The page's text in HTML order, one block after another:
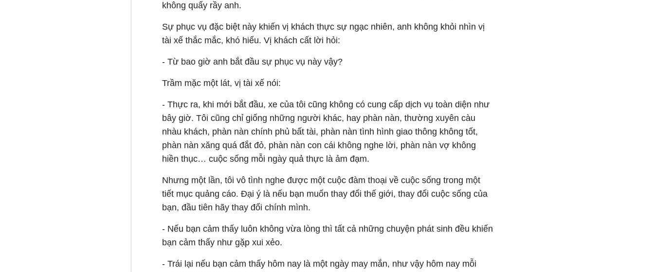
không quấy rầy anh.
Sự phục vụ đặc biệt này khiến vị khách thực sự ngạc nhiên, anh không khỏi nhìn vị
tài xế thắc mắc, khó hiểu. Vị khách cất lời hỏi:
- Từ bao giờ anh bắt đầu sự phục vụ này vậy?
Trầm mặc một lát, vị tài xế nói:
- Thực ra, khi mới bắt đầu, xe của tôi cũng không có cung cấp dịch vụ toàn diện như
bây giờ. Tôi cũng chỉ giống những người khác, hay phàn nàn, thường xuyên càu
nhàu khách, phàn nàn chính phủ bất tài, phàn nàn tình hình giao thông không tốt,
phàn nàn xăng quá đắt đỏ, phàn nàn con cái không nghe lời, phàn nàn vợ không
hiền thục… cuộc sống mỗi ngày quả thực là ảm đạm.
Nhưng một lần, tôi vô tình nghe được một cuộc đàm thoại về cuộc sống trong một
tiết mục quảng cáo. Đại ý là nếu bạn muốn thay đổi thế giới, thay đổi cuộc sống của
bạn, đầu tiên hãy thay đổi chính mình.
- Nếu bạn cảm thấy luôn không vừa lòng thì tất cả những chuyện phát sinh đều khiến
bạn cảm thấy như gặp xui xẻo.
- Trái lại nếu bạn cảm thấy hôm nay là một ngày may mắn, như vậy hôm nay mỗi